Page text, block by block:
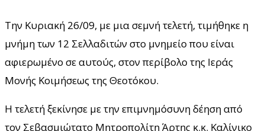
Την Κυριακή 26/09, με μια σεμνή τελετή, τιμήθηκε η
μνήμη των 12 Σελλαδιτών στο μνημείο που είναι
αφιερωμένο σε αυτούς, στον περίβολο της Ιεράς
Μονής Κοιμήσεως της Θεοτόκου.
Η τελετή ξεκίνησε με την επιμνημόσυνη δέηση από
τον Σεβασμιώτατο Μητροπολίτη Άρτης κ.κ. Καλίνικο